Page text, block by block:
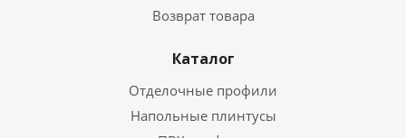
Возврат товара
Каталог
Отделочные профили
Напольные плинтусы